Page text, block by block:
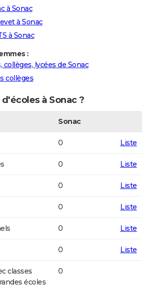
à Sonac
à Sonac
à Sonac
:
collèges, lycées de Sonac
collèges
à Sonac ?
Sonac
0 Liste
0 Liste
0 Liste
0 Liste
0 Liste
0 Liste
classes
écoles
0